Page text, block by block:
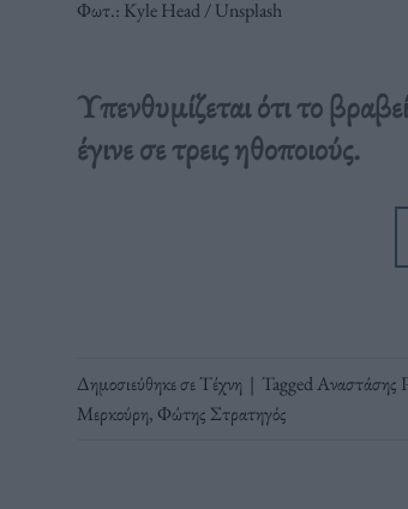
Φωτ.: Kyle Head / Unsplash
Υπενθυμίζεται ότι το
έγινε σε τρεις ηθοποιούς.
Δημοσιεύθηκε σεΤέχνη | TaggedΑναστάσης
Μερκούρη, Φώτης Στρατηγός